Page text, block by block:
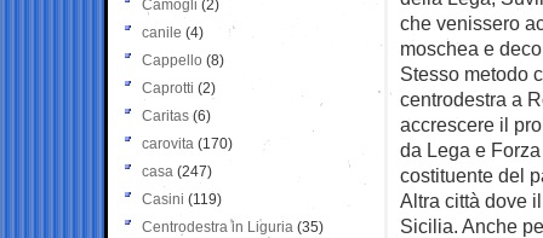
che venissero
moschea e
Stesso metodo
centrodestra a
accrescere il
da Lega e
costituente del
Altra città dove
Sicilia. Anche
Camogli (2)
canile (4)
Cappello (8)
Caprotti (2)
Caritas (6)
carovita (170)
casa (247)
Casini (119)
Centrodestra in Liguria (35)